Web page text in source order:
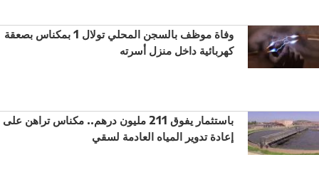
وفاة موظف بالسجن المحلي تولال 1 بمكناس بصعقة
كهربائية داخل منزل أسرته
باستثمار يفوق 211 مليون درهم.. مكناس تراهن على
إعادة تدوير المياه العادمة لسقي